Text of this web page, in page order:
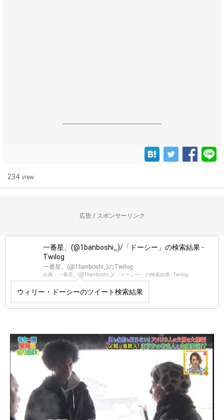
------------------------------------------------------------------
234 view
広告 / スポンサーリンク
一番星、(@1banboshi_)/「ドーシー」の検索結果 -
Twilog
一番星、(@1banboshi_)のTwilog
出典：一番星、(@1banboshi_)/「ドーシー」の検索結果 - Twilog
ウィリー・ドーシーのツイート検索結果